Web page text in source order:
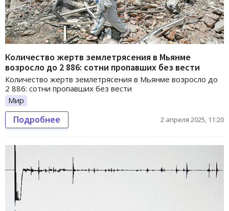
Количество жертв землетрясения в Мьянме
возросло до 2 886: сотни пропавших без вести
Количество жертв землетрясения в Мьянме возросло до
2 886: сотни пропавших без вести
Мир
Подробнее 2 апреля 2025, 11:20